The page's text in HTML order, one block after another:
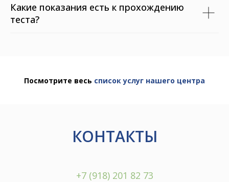
Какие показания есть к прохождению
теста?
Посмотрите весь список услуг нашего центра
КОНТАКТЫ
+7 (918) 201 82 73